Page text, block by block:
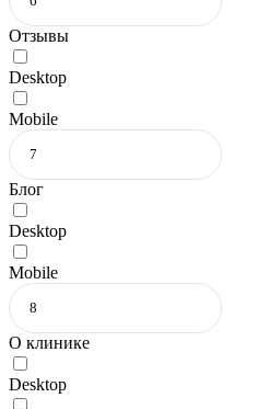
Отзывы
Desktop
Mobile
Блог
Desktop
Mobile
О клинике
Desktop